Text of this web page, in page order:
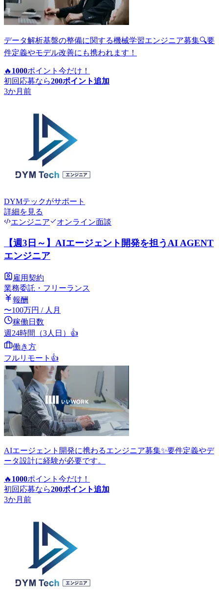
データ解析基盤の整備に関する機械学習エンジニア募集🔍要
件定義やモデル改善にも携われます！
🔥 1000ポイント 今だけ！
初回応募なら200ポイント追加
3か月前
DYMテックがサポート
詳細を見る
エンジニア
オンライン面談
【週3日～】AIエージェント開発を担うAI AGENT
エンジニア
雇用契約
業務委託・フリーランス
報酬
〜100万円 / 人月
稼働日数
週24時間（3人日） 👍
働き方
フルリモート 👍
AIエージェント開発に携わるエンジニア募集✨要件定義やデ
ータ設計に経験が必要です。
🔥 1000ポイント 今だけ！
初回応募なら200ポイント追加
3か月前